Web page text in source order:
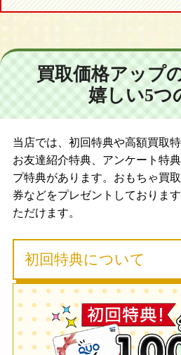
買取価格アップ
嬉しい5つ
当店では、初回特典や高額買取
お友達紹介特典、アンケート特
プ特典があります。おもちゃ買
券などをプレゼントしておりま
ただけます。
初回特典について